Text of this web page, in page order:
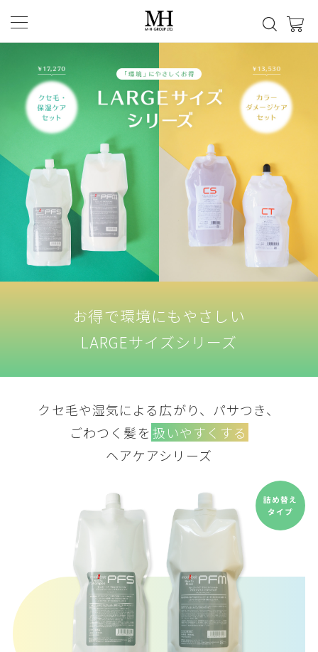
お得で環境にもやさしい
LARGEサイズシリーズ
クセ毛や湿気による広がり、パサつき、
ごわつく髪を扱いやすくする
ヘアケアシリーズ
詰め替え
タイプ